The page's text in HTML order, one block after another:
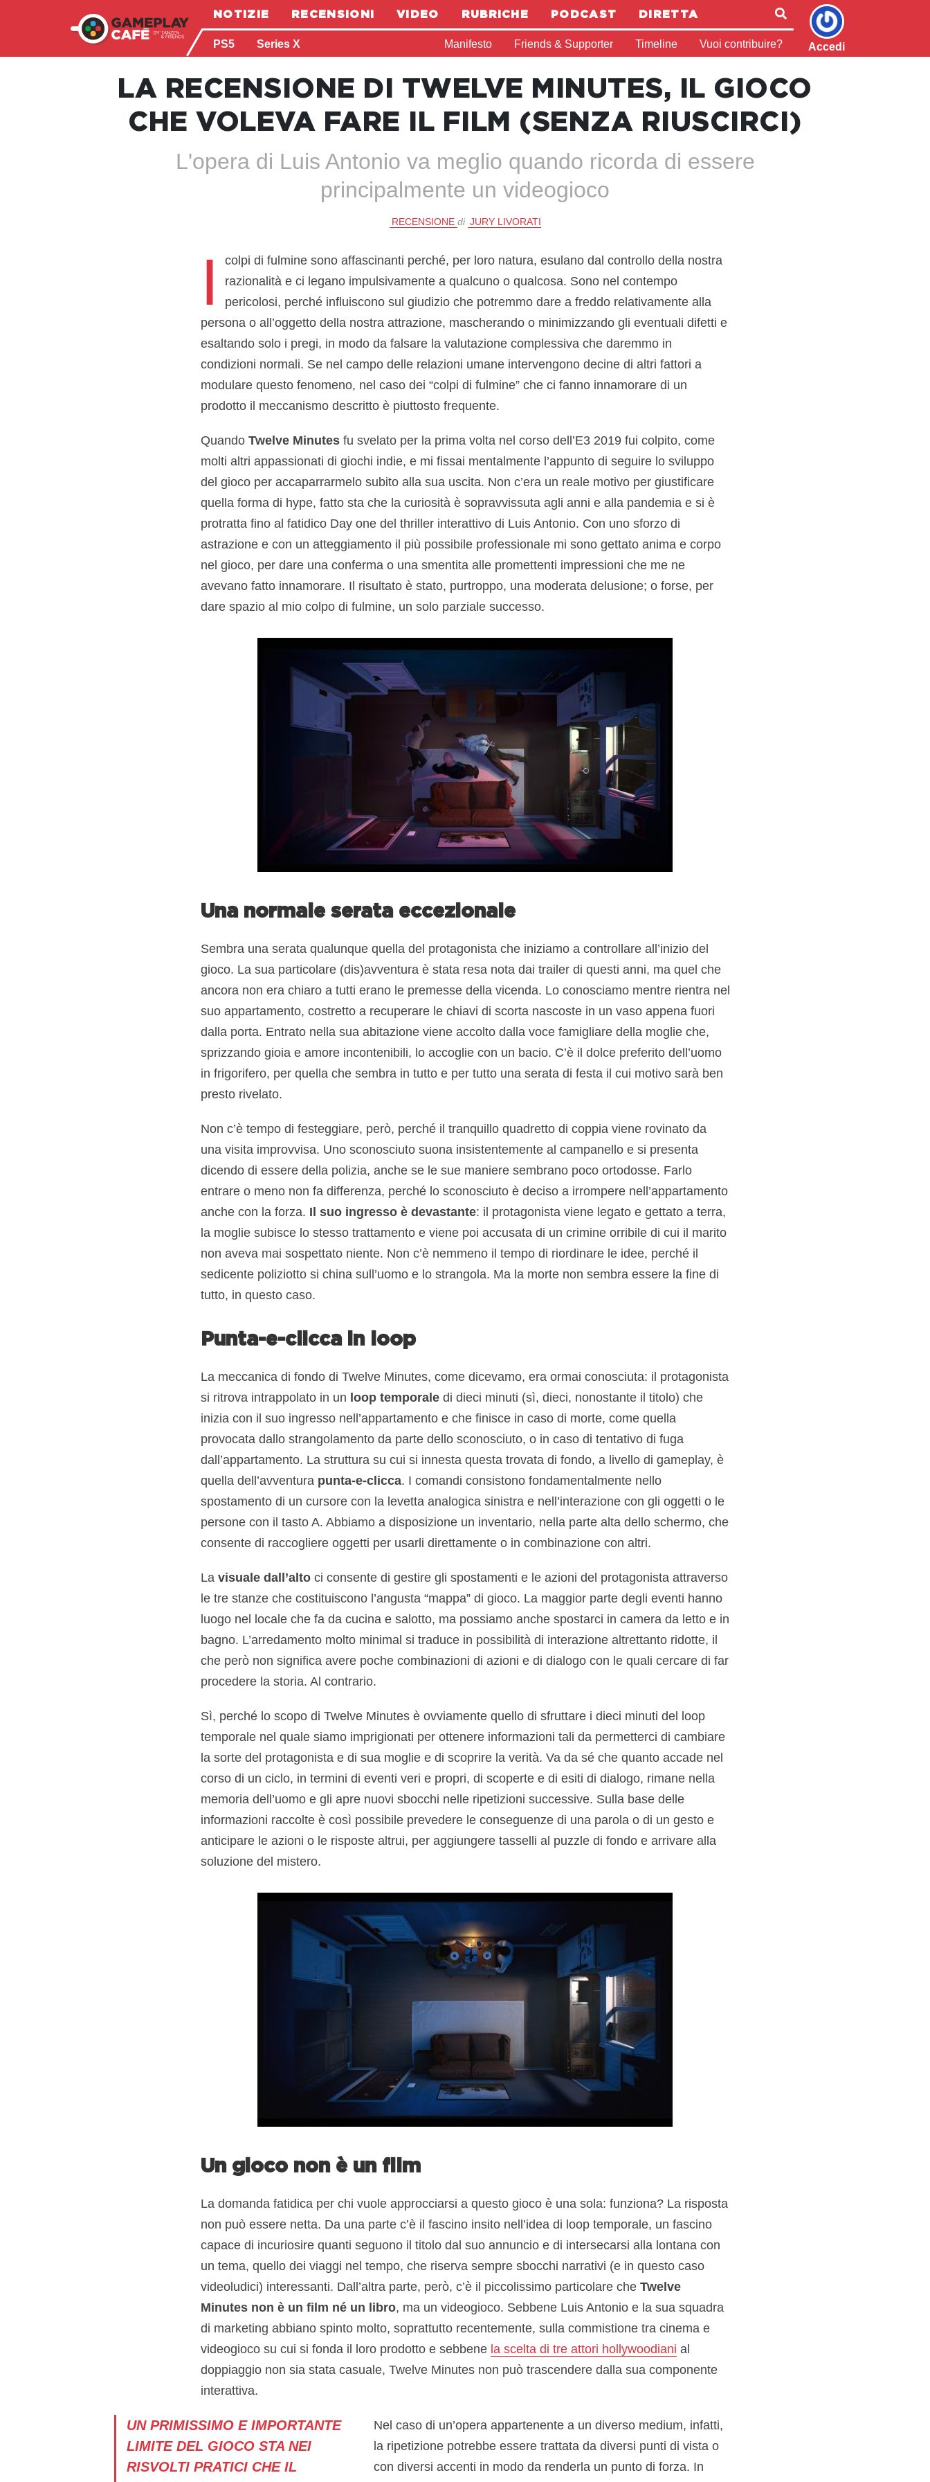
NOTIZIE RECENSIONI VIDEO RUBRICHE PODCAST DIRETTA
PS5 Series X Manifesto Friends & Supporter Timeline Vuoi contribuire? Accedi
LA RECENSIONE DI TWELVE MINUTES, IL GIOCO
CHE VOLEVA FARE IL FILM (SENZA RIUSCIRCI)
L'opera di Luis Antonio va meglio quando ricorda di essere
principalmente un videogioco
RECENSIONE di JURY LIVORATI
I
colpi di fulmine sono affascinanti perché, per loro natura, esulano dal controllo della nostra
razionalità e ci legano impulsivamente a qualcuno o qualcosa. Sono nel contempo
pericolosi, perché influiscono sul giudizio che potremmo dare a freddo relativamente alla
persona o all’oggetto della nostra attrazione, mascherando o minimizzando gli eventuali difetti e
esaltando solo i pregi, in modo da falsare la valutazione complessiva che daremmo in
condizioni normali. Se nel campo delle relazioni umane intervengono decine di altri fattori a
modulare questo fenomeno, nel caso dei “colpi di fulmine” che ci fanno innamorare di un
prodotto il meccanismo descritto è piuttosto frequente.
Quando Twelve Minutesfu svelato per la prima volta nel corso dell’E3 2019 fui colpito, come
molti altri appassionati di giochi indie, e mi fissai mentalmente l’appunto di seguire lo sviluppo
del gioco per accaparrarmelo subito alla sua uscita. Non c’era un reale motivo per giustificare
quella forma di hype, fatto sta che la curiosità è sopravvissuta agli anni e alla pandemia e si è
protratta fino al fatidico Day one del thriller interattivo di Luis Antonio. Con uno sforzo di
astrazione e con un atteggiamento il più possibile professionale mi sono gettato anima e corpo
nel gioco, per dare una conferma o una smentita alle promettenti impressioni che me ne
avevano fatto innamorare. Il risultato è stato, purtroppo, una moderata delusione; o forse, per
dare spazio al mio colpo di fulmine, un solo parziale successo.
Una normale serata eccezionale
Sembra una serata qualunque quella del protagonista che iniziamo a controllare all’inizio del
gioco. La sua particolare (dis)avventura è stata resa nota dai trailer di questi anni, ma quel che
ancora non era chiaro a tutti erano le premesse della vicenda. Lo conosciamo mentre rientra nel
suo appartamento, costretto a recuperare le chiavi di scorta nascoste in un vaso appena fuori
dalla porta. Entrato nella sua abitazione viene accolto dalla voce famigliare della moglie che,
sprizzando gioia e amore incontenibili, lo accoglie con un bacio. C’è il dolce preferito dell’uomo
in frigorifero, per quella che sembra in tutto e per tutto una serata di festa il cui motivo sarà ben
presto rivelato.
Non c’è tempo di festeggiare, però, perché il tranquillo quadretto di coppia viene rovinato da
una visita improvvisa. Uno sconosciuto suona insistentemente al campanello e si presenta
dicendo di essere della polizia, anche se le sue maniere sembrano poco ortodosse. Farlo
entrare o meno non fa differenza, perché lo sconosciuto è deciso a irrompere nell’appartamento
anche con la forza. Il suo ingresso è devastante: il protagonista viene legato e gettato a terra,
la moglie subisce lo stesso trattamento e viene poi accusata di un crimine orribile di cui il marito
non aveva mai sospettato niente. Non c’è nemmeno il tempo di riordinare le idee, perché il
sedicente poliziotto si china sull’uomo e lo strangola. Ma la morte non sembra essere la fine di
tutto, in questo caso.
Punta-e-clicca in loop
La meccanica di fondo di Twelve Minutes, come dicevamo, era ormai conosciuta: il protagonista
si ritrova intrappolato in un loop temporaledi dieci minuti (sì, dieci, nonostante il titolo) che
inizia con il suo ingresso nell’appartamento e che finisce in caso di morte, come quella
provocata dallo strangolamento da parte dello sconosciuto, o in caso di tentativo di fuga
dall’appartamento. La struttura su cui si innesta questa trovata di fondo, a livello di gameplay, è
quella dell’avventura punta-e-clicca. I comandi consistono fondamentalmente nello
spostamento di un cursore con la levetta analogica sinistra e nell’interazione con gli oggetti o le
persone con il tasto A. Abbiamo a disposizione un inventario, nella parte alta dello schermo, che
consente di raccogliere oggetti per usarli direttamente o in combinazione con altri.
La visuale dall’altoci consente di gestire gli spostamenti e le azioni del protagonista attraverso
le tre stanze che costituiscono l’angusta “mappa” di gioco. La maggior parte degli eventi hanno
luogo nel locale che fa da cucina e salotto, ma possiamo anche spostarci in camera da letto e in
bagno. L’arredamento molto minimal si traduce in possibilità di interazione altrettanto ridotte, il
che però non significa avere poche combinazioni di azioni e di dialogo con le quali cercare di far
procedere la storia. Al contrario.
Sì, perché lo scopo di Twelve Minutes è ovviamente quello di sfruttare i dieci minuti del loop
temporale nel quale siamo imprigionati per ottenere informazioni tali da permetterci di cambiare
la sorte del protagonista e di sua moglie e di scoprire la verità. Va da sé che quanto accade nel
corso di un ciclo, in termini di eventi veri e propri, di scoperte e di esiti di dialogo, rimane nella
memoria dell’uomo e gli apre nuovi sbocchi nelle ripetizioni successive. Sulla base delle
informazioni raccolte è così possibile prevedere le conseguenze di una parola o di un gesto e
anticipare le azioni o le risposte altrui, per aggiungere tasselli al puzzle di fondo e arrivare alla
soluzione del mistero.
Un gioco non è un film
La domanda fatidica per chi vuole approcciarsi a questo gioco è una sola: funziona? La risposta
non può essere netta. Da una parte c’è il fascino insito nell’idea di loop temporale, un fascino
capace di incuriosire quanti seguono il titolo dal suo annuncio e di intersecarsi alla lontana con
un tema, quello dei viaggi nel tempo, che riserva sempre sbocchi narrativi (e in questo caso
videoludici) interessanti. Dall’altra parte, però, c’è il piccolissimo particolare che Twelve
Minutes non è un film né un libro, ma un videogioco. Sebbene Luis Antonio e la sua squadra
di marketing abbiano spinto molto, soprattutto recentemente, sulla commistione tra cinema e
videogioco su cui si fonda il loro prodotto e sebbene la scelta di tre attori hollywoodiani al
doppiaggio non sia stata casuale, Twelve Minutes non può trascendere dalla sua componente
interattiva.
UN PRIMISSIMO E IMPORTANTE
LIMITE DEL GIOCO STA NEI
RISVOLTI PRATICI CHE IL
Nel caso di un’opera appartenente a un diverso medium, infatti,
la ripetizione potrebbe essere trattata da diversi punti di vista o
con diversi accenti in modo da renderla un punto di forza. In